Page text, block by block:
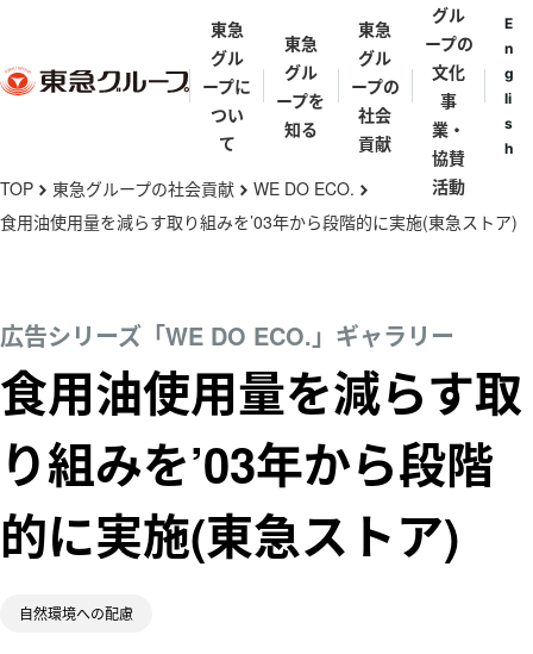
メ
イ
ン
テ
ン
ツ
に
移
動
東急
グル
ープに
つい
て
プの事業
プ会社・団
体一覧
プパンフレ
東急
グル
ープを
知る
いた人々
渋沢栄一・矢
野恒太・小林
一三
五島慶太
田園調布
伊豆
東急
グル
ープの
社会
貢献
五島育英会
亜細亜学園
五島美術館
東急財団
とうきゅうキ
ッズプログラ
ム
東急ミュージ
カルプログラ
ム
東急会
グル
ープの
文化
事
業・
協賛
活動
E
n
g
li
s
h
TOP chevron_right 東急グループの社会貢献 chevron_right WE DO ECO. chevron_right
食用油使用量を減らす取り組みを’03年から段階的に実施(東急ストア)
広告シリーズ「WE DO ECO.」ギャラリー
食用油使用量を減らす取
り組みを’03年から段階
的に実施(東急ストア)
自然環境への配慮